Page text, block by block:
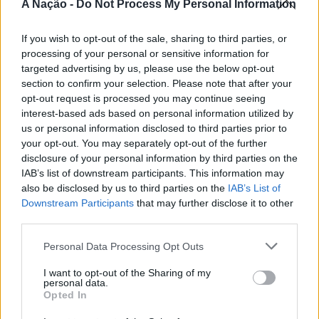
A Nação - Do Not Process My Personal Information
If you wish to opt-out of the sale, sharing to third parties, or
processing of your personal or sensitive information for
targeted advertising by us, please use the below opt-out
section to confirm your selection. Please note that after your
opt-out request is processed you may continue seeing
interest-based ads based on personal information utilized by
us or personal information disclosed to third parties prior to
your opt-out. You may separately opt-out of the further
disclosure of your personal information by third parties on the
IAB’s list of downstream participants. This information may
also be disclosed by us to third parties on the IAB’s List of
Downstream Participants that may further disclose it to other
Personal Data Processing Opt Outs
I want to opt-out of the Sharing of my
personal data.
Opted In
de vento das comunidades costeiras, promovendo o
território através do mar e das suas condições naturais.
Nas palavras de Pedro Mota, De todas as etapas do
Nortada Ocean Rides, este evento é o que mais precisa
da “nortada” como apoio, porque sem vento não há
kitesurf.
A presença da Nortada vai mais uma vez, alem da
competição. O que queremos é fazer parte deste
movimento que promove o encontro entre atletas,
visitantes e a comunidade local. Que a marca Nortada
esteja presente de uma forma natural e quase obvia,
valorizando o património natural e a relação de
Nortada.
CONTINUAR A LER
ATUALIDADE
Cinco projetos de Cascais finalistas
em iniciativa europeia
Publicado 1 dia atrás on 05/08/2026
Por Ígor Lopes
Vencedores serão anunciados no “Innovation in Politics
Awards,” a 30 de outubro de 2026, no Centro de
Participação cívica, Juventude, Educação, Emprego e
Inclusão de pessoas com deficiência. Estas são as áreas